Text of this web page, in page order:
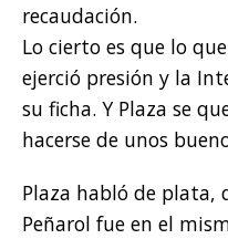
recaudación.
Lo cierto es que lo
ejerció presión y la
su ficha. Y Plaza se
hacerse de unos
Plaza habló de plata,
Peñarol fue en el